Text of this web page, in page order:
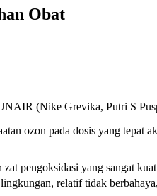
Obat
(Nike Grevika, Putri S
ozon pada dosis yang tepat
pengoksidasi yang sangat
relatif tidak